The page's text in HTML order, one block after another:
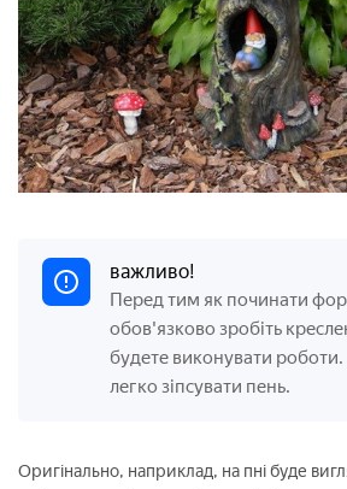
важливо!
Перед тим як починати
обов'язково зробіть
будете виконувати
легко зіпсувати пень.
Оригінально, наприклад, на пні буде